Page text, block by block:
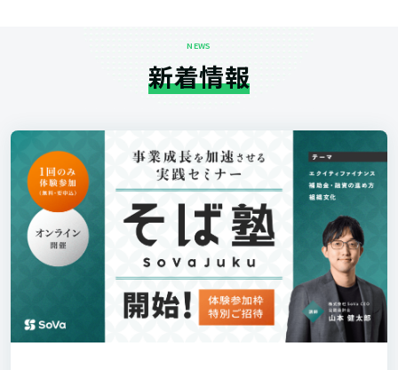
NEWS
新着情報